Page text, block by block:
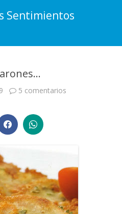
Sentimientos
5 comentarios